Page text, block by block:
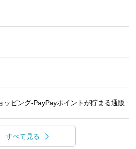
ッピング-PayPayポイントが貯まる通販
すべて見る